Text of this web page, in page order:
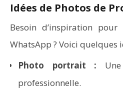
Idées de Photos de
Besoin d’inspiration
WhatsApp ? Voici quelques
Photo portrait :
professionnelle.